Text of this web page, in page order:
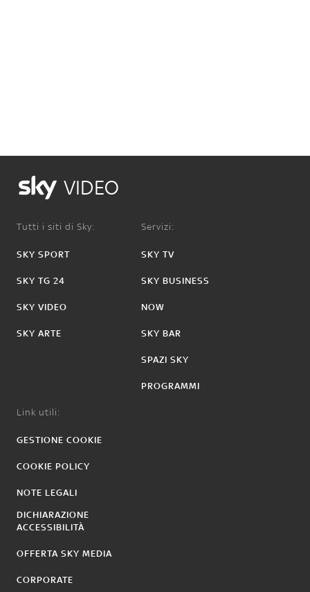
VIDEO
Tutti i siti di Sky:
SKY SPORT
SKY TG 24
SKY VIDEO
SKY ARTE
Servizi:
SKY TV
SKY BUSINESS
NOW
SKY BAR
SPAZI SKY
PROGRAMMI
Link utili:
GESTIONE COOKIE
COOKIE POLICY
NOTE LEGALI
DICHIARAZIONE
ACCESSIBILITÀ
OFFERTA SKY MEDIA
CORPORATE